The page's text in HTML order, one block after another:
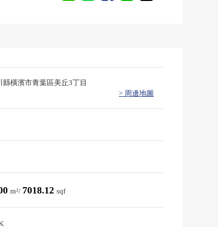
縣橫濱市青葉區美丘3丁目
> 周邊地圖
m²/ 7018.12 sqf